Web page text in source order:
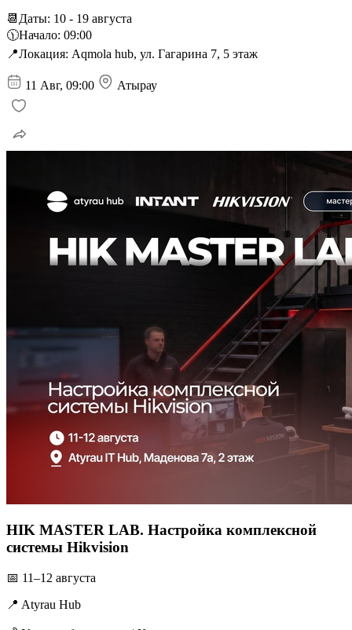
📆Даты: 10 - 19 августа
🕦Начало: 09:00
📍Локация: Aqmola hub, ул. Гагарина 7, 5 этаж
11 Авг, 09:00 Атырау
HIK MASTER LAB. Настройка комплексной
системы Hikvision
📅 11–12 августа
📍 Atyrau Hub